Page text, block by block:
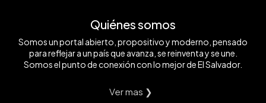
Quiénes somos
Somos un portal abierto, propositivo y moderno, pensado
para reflejar a un país que avanza, se reinventa y se une.
Somos el punto de conexión con lo mejor de El Salvador.
Ver mas ❯